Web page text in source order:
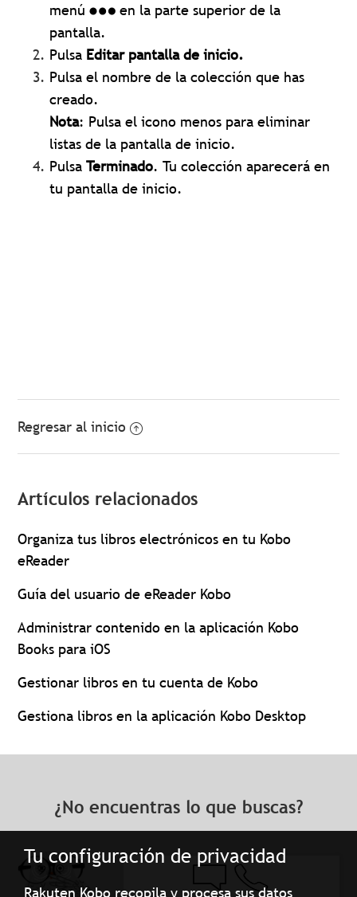
Tu configuración de privacidad
Rakuten Kobo recopila y procesa sus datos
menú
en la parte superior de la
pantalla.
Pulsa Editarpantalla de inicio.
Pulsa el nombre de la colección que has
creado.
Nota: Pulsa el icono menos para eliminar
listas de la pantalla de inicio.
PulsaTerminado. Tu colección aparecerá en
tu pantalla de inicio.
Regresar al inicio
Artículos relacionados
Organiza tus libros electrónicos en tu Kobo
eReader
Guía del usuario de eReader Kobo
Administrar contenido en la aplicación Kobo
Books para iOS
Gestionar libros en tu cuenta de Kobo
Gestiona libros en la aplicación Kobo Desktop
¿No encuentras lo que buscas?